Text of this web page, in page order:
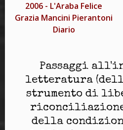
2006 - L'Araba Felice
Grazia Mancini Pierantoni
Diario
Passaggi
letteratura (delle
strumento di
della